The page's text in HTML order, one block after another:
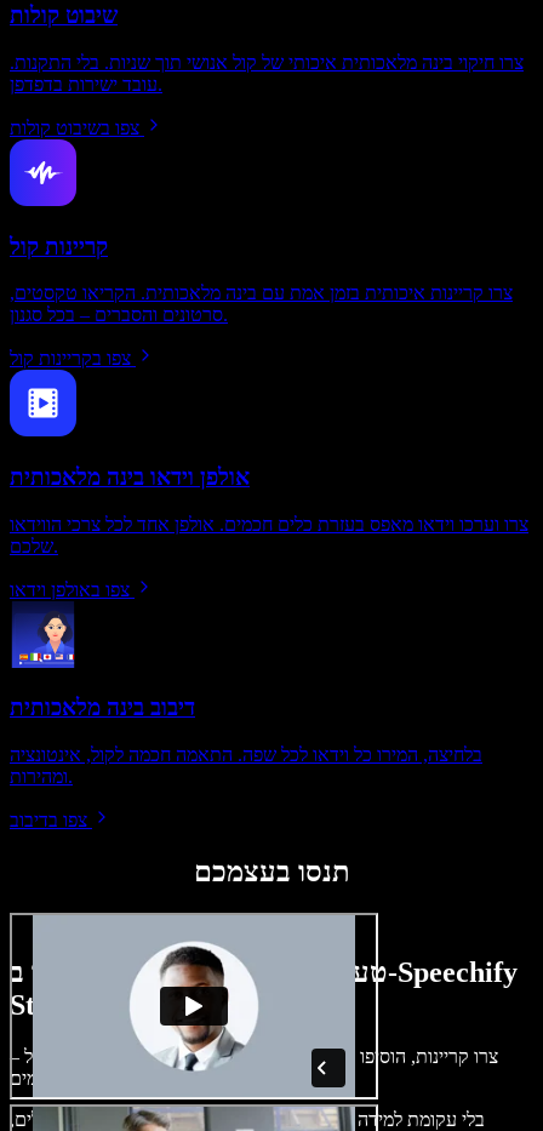
שיבוט קולות
צרו חיקוי בינה מלאכותית איכותי של קול אנושי תוך שניות. בלי התקנות.
עובד ישירות בדפדפן.
צפו בשיבוט קולות
קריינות קול
צרו קריינות איכותית בזמן אמת עם בינה מלאכותית. הקריאו טקסטים,
סרטונים והסברים – בכל סגנון.
צפו בקריינות קול
אולפן וידאו בינה מלאכותית
צרו וערכו וידאו מאפס בעזרת כלים חכמים. אולפן אחד לכל צרכי הווידאו
שלכם.
צפו באולפן וידאו
דיבוב בינה מלאכותית
בלחיצה, המירו כל וידאו לכל שפה. התאמה חכמה לקול, אינטונציה
ומהירות.
צפו בדיבוב
תנסו בעצמכם
טעימה קטנה ממה שתוכלו ליצור ב-Speechify
Studio.
צרו קריינות, הוסיפו תמונות ללא זכויות, אודיו, סרטונים ושיבוט קול –
בלי עקומת למידה – הכול זמין בדפדפן. יוצרי תוכן כבר לא מוגבלים,